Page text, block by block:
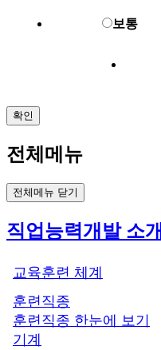
보통
확인
전체메뉴
전체메뉴 닫기
직업능력개발 소개
교육훈련 체계
훈련직종
훈련직종 한눈에 보기
기계